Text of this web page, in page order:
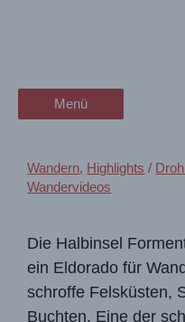
Menü
Menü
Pollença
Wandern, Highlights /
Wandervideos
Die Halbinsel
ein Eldorado für
schroffe Felsküsten,
Buchten. Eine der